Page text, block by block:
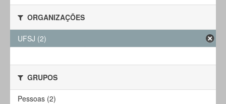
ORGANIZAÇÕES
UFSJ (2)
GRUPOS
Pessoas (2)